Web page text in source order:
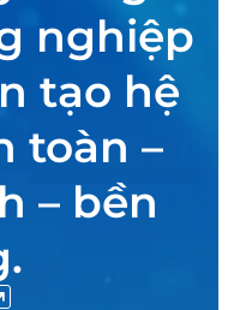
nghiệp
tạo hệ
toàn –
– bền